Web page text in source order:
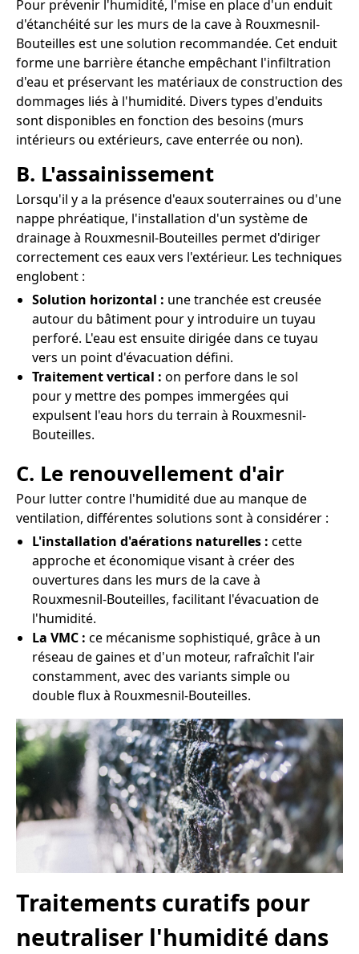
Pour prévenir l'humidité, l'mise en place d'un enduit
d'étanchéité sur les murs de la cave à Rouxmesnil-
Bouteilles est une solution recommandée. Cet enduit
forme une barrière étanche empêchant l'infiltration
d'eau et préservant les matériaux de construction des
dommages liés à l'humidité. Divers types d'enduits
sont disponibles en fonction des besoins (murs
intérieurs ou extérieurs, cave enterrée ou non).
B. L'assainissement
Lorsqu'il y a la présence d'eaux souterraines ou d'une
nappe phréatique, l'installation d'un système de
drainage à Rouxmesnil-Bouteilles permet d'diriger
correctement ces eaux vers l'extérieur. Les techniques
englobent :
Solution horizontal : une tranchée est creusée
autour du bâtiment pour y introduire un tuyau
perforé. L'eau est ensuite dirigée dans ce tuyau
vers un point d'évacuation défini.
Traitement vertical : on perfore dans le sol
pour y mettre des pompes immergées qui
expulsent l'eau hors du terrain à Rouxmesnil-
Bouteilles.
C. Le renouvellement d'air
Pour lutter contre l'humidité due au manque de
ventilation, différentes solutions sont à considérer :
L'installation d'aérations naturelles : cette
approche et économique visant à créer des
ouvertures dans les murs de la cave à
Rouxmesnil-Bouteilles, facilitant l'évacuation de
l'humidité.
La VMC : ce mécanisme sophistiqué, grâce à un
réseau de gaines et d'un moteur, rafraîchit l'air
constamment, avec des variants simple ou
double flux à Rouxmesnil-Bouteilles.
Traitements curatifs pour
neutraliser l'humidité dans